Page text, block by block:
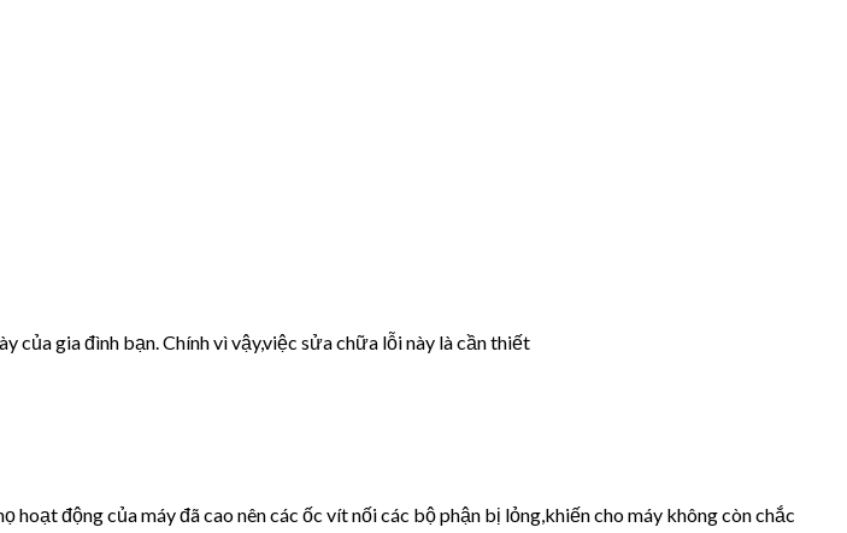
của gia đình bạn. Chính vì vậy,việc sửa chữa lỗi này là cần thiết
động của máy đã cao nên các ốc vít nối các bộ phận bị lỏng,khiến cho máy không còn chắc